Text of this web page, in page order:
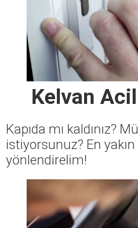
Kelvan
Kapıda mı kaldınız?
istiyorsunuz? En
yönlendirelim!